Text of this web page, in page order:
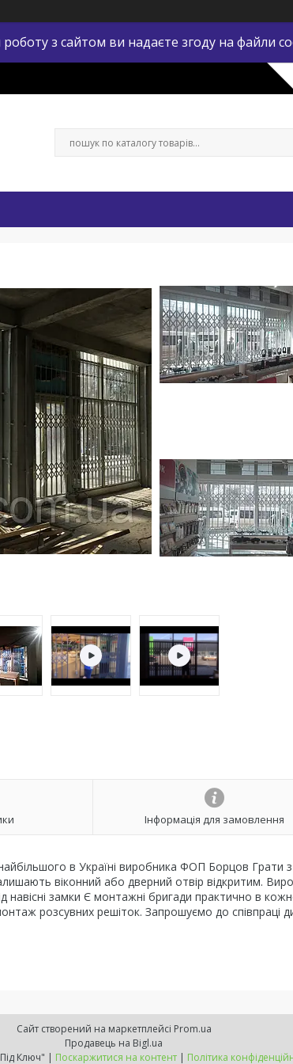
з сайтом ви надаєте згоду на файли
Інформація для замовлення
найбільшого в Україні виробника ФОП Борцов Грати з
віконний або дверний отвір відкритим.
навісні замки Є монтажні бригади практично в
розсувних решіток. Запрошуємо до співпраці
Сайт створений на маркетплейсі Prom.ua
Продавець на Bigl.ua
Розсувні Решітки "Під Ключ" | Поскаржитися на контент | Політика